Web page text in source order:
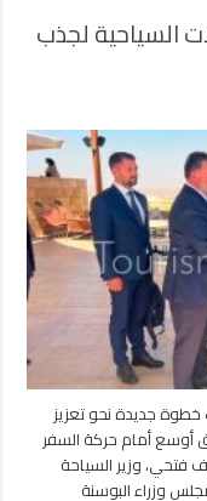
السياحية لجذب
جديدة نحو تعزيز
أوسع أمام حركة السفر
فتحي، وزير السياحة
وزراء البوسنة